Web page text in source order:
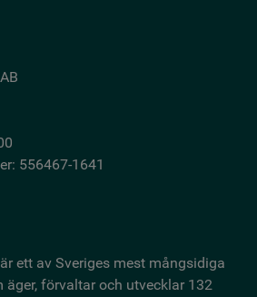
556467-1641
ett av Sveriges mest mångsidiga
förvaltar och utvecklar 132